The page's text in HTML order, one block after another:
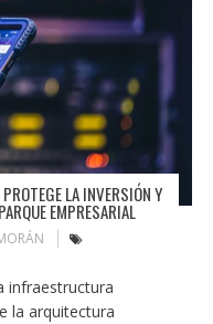
LA INVERSIÓN Y
EMPRESARIAL
infraestructura
la arquitectura